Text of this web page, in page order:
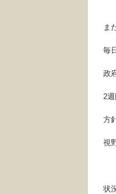
ま
毎
政
2
方
視
状